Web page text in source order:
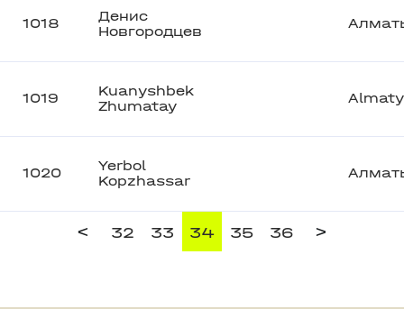
1018
Денис
Новгородцев
1019
Kuanyshbek
Zhumatay
Almaty
1020
Yerbol
Kopzhassar
< 32 33 34 35 36 >